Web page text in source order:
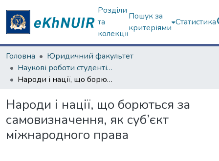
Розділи
та
колекції
Пошук за
критеріями
Статистика
Головна
Юридичний факультет
Наукові роботи студентів та аспірантів. Юридичний факультет
Народи і нації, що борються за самовизначення, як суб’єкт міжнародного права
Народи і нації, що борються за
самовизначення, як суб’єкт
міжнародного права